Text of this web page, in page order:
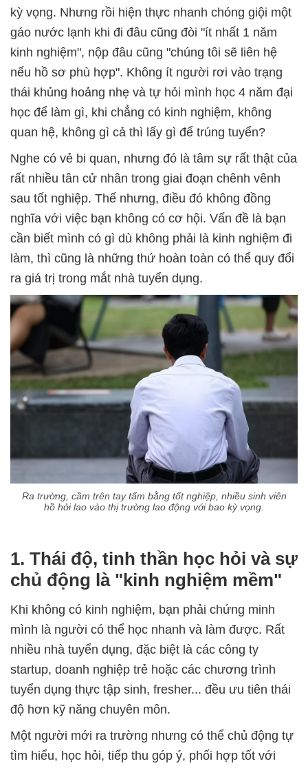
kỳ vọng. Nhưng rồi hiện thực nhanh chóng giội một
gáo nước lạnh khi đi đâu cũng đòi "ít nhất 1 năm
kinh nghiệm", nộp đâu cũng "chúng tôi sẽ liên hệ
nếu hồ sơ phù hợp". Không ít người rơi vào trạng
thái khủng hoảng nhẹ và tự hỏi mình học 4 năm đại
học để làm gì, khi chẳng có kinh nghiệm, không
quan hệ, không gì cả thì lấy gì để trúng tuyển?
Nghe có vẻ bi quan, nhưng đó là tâm sự rất thật của
rất nhiều tân cử nhân trong giai đoạn chênh vênh
sau tốt nghiệp. Thế nhưng, điều đó không đồng
nghĩa với việc bạn không có cơ hội. Vấn đề là bạn
cần biết mình có gì dù không phải là kinh nghiệm đi
làm, thì cũng là những thứ hoàn toàn có thể quy đổi
ra giá trị trong mắt nhà tuyển dụng.
Ra trường, cầm trên tay tấm bằng tốt nghiệp, nhiều sinh viên
hồ hởi lao vào thị trường lao động với bao kỳ vọng.
1. Thái độ, tinh thần học hỏi và sự
chủ động là "kinh nghiệm mềm"
Khi không có kinh nghiệm, bạn phải chứng minh
mình là người có thể học nhanh và làm được. Rất
nhiều nhà tuyển dụng, đặc biệt là các công ty
startup, doanh nghiệp trẻ hoặc các chương trình
tuyển dụng thực tập sinh, fresher... đều ưu tiên thái
độ hơn kỹ năng chuyên môn.
Một người mới ra trường nhưng có thể chủ động tự
tìm hiểu, học hỏi, tiếp thu góp ý, phối hợp tốt với